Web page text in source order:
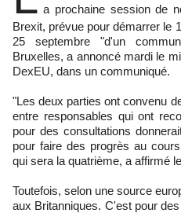
a prochaine session de
Brexit, prévue pour démarrer le
25 septembre "d'un
Bruxelles, a annoncé mardi le
DexEU, dans un communiqué.
"Les deux parties ont convenu
entre responsables qui ont
pour des consultations
pour faire des progrès au
qui sera la quatrième, a affirmé
Toutefois, selon une source
aux Britanniques. C'est pour